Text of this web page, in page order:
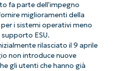
fa parte dell'impegno
miglioramenti della
i sistemi operativi meno
ESU.
rilasciato il 9 aprile
non introduce nuove
gli utenti che hanno già